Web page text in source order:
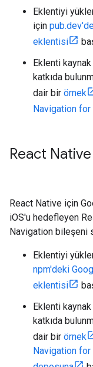
Eklentiyi
için
eklentisi
Eklenti
katkıda
dair bir örnek
Navigation
React
React Native için
iOS'u hedefleyen
Navigation bileşeni
Eklentiyi
npm'deki
eklentisi
Eklenti
katkıda
dair bir örnek
Navigation